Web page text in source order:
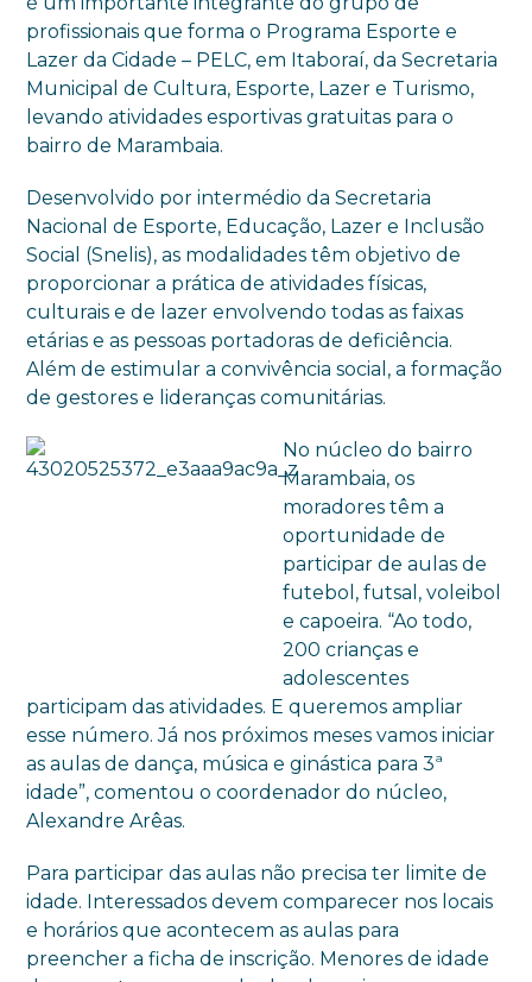
profissionais que forma o Programa Esporte e
Lazer da Cidade – PELC, em Itaboraí, da Secretaria
Municipal de Cultura, Esporte, Lazer e Turismo,
levando atividades esportivas gratuitas para o
bairro de Marambaia.
Desenvolvido por intermédio da Secretaria
Nacional de Esporte, Educação, Lazer e Inclusão
Social (Snelis), as modalidades têm objetivo de
proporcionar a prática de atividades físicas,
culturais e de lazer envolvendo todas as faixas
etárias e as pessoas portadoras de deficiência.
Além de estimular a convivência social, a formação
de gestores e lideranças comunitárias.
No núcleo do bairro
Marambaia, os
moradores têm a
oportunidade de
participar de aulas de
futebol, futsal, voleibol
e capoeira. “Ao todo,
200 crianças e
adolescentes
participam das atividades. E queremos ampliar
esse número. Já nos próximos meses vamos iniciar
as aulas de dança, música e ginástica para 3ª
idade”, comentou o coordenador do núcleo,
Alexandre Arêas.
Para participar das aulas não precisa ter limite de
idade. Interessados devem comparecer nos locais
e horários que acontecem as aulas para
preencher a ficha de inscrição. Menores de idade